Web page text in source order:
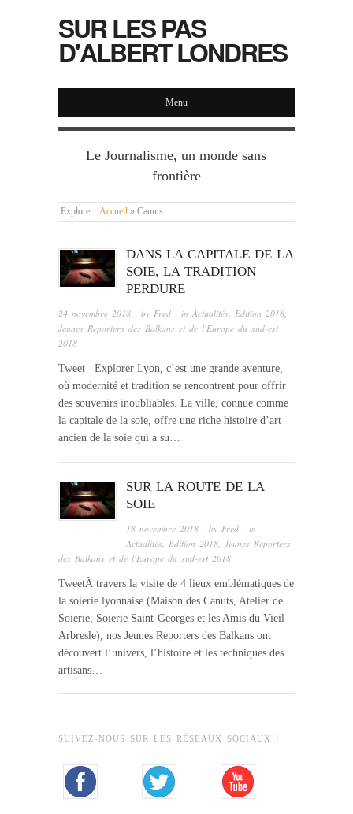
SUR LES PAS
D'ALBERT LONDRES
Menu
Le Journalisme, un monde sans
frontière
Explorer : Accueil » Canuts
DANS LA CAPITALE DE LA
SOIE, LA TRADITION
PERDURE
24 novembre 2018 · by Fred · in Actualités, Edition 2018,
Jeunes Reporters des Balkans et de l'Europe du sud-est
2018
Tweet Explorer Lyon, c’est une grande aventure,
où modernité et tradition se rencontrent pour offrir
des souvenirs inoubliables. La ville, connue comme
la capitale de la soie, offre une riche histoire d’art
ancien de la soie qui a su…
SUR LA ROUTE DE LA
SOIE
18 novembre 2018 · by Fred · in
Actualités
Edition 2018 ,Jeunes Reporters
des Balkans et de l'Europe du sud-est 2018
TweetÀ travers la visite de 4 lieux emblématiques de
la soierie lyonnaise (Maison des Canuts, Atelier de
Soierie, Soierie Saint-Georges et les Amis du Vieil
Arbresle), nos Jeunes Reporters des Balkans ont
découvert l’univers, l’histoire et les techniques des
artisans…
SUIVEZ-NOUS SUR LES RÉSEAUX SOCIAUX !